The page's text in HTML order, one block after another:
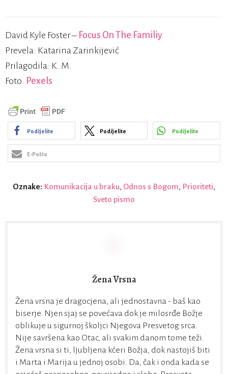
David Kyle Foster – Focus On The Familiy
Prevela: Katarina Zarinkijević
Prilagodila: K. M.
Foto: Pexels
Podijelite Podijelite Podijelite
E-Pošta
Oznake: Komunikacija u braku, Odnos s Bogom, Prioriteti,
Sveto pismo
Žena Vrsna
Žena vrsna je dragocjena, ali jednostavna - baš kao
biserje. Njen sjaj se povećava dok je milosrđe Božje
oblikuje u sigurnoj školjci Njegova Presvetog srca.
Nije savršena kao Otac, ali svakim danom tome teži.
Žena vrsna si ti, ljubljena kćeri Božja, dok nastojiš biti
i Marta i Marija u jednoj osobi. Da, čak i onda kada se